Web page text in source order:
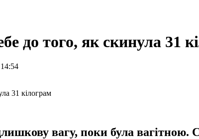
до того, як скинула 31
вагу, поки була вагітною.